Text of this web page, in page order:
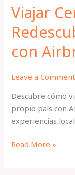
Viajar
con
Leave a Comment
Descubre cómo
propio país con
experiencias
Read More »